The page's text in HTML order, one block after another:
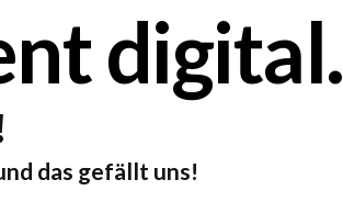
digital.
das gefällt uns!